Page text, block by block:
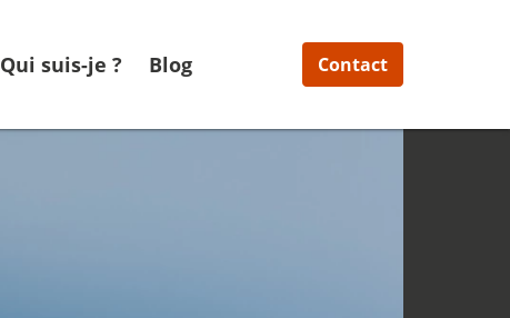
Qui suis-je ? Blog Contact